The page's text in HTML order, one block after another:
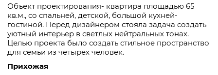
Объект проектирования- квартира площадью 65
кв.м., со спальней, детской, большой кухней-
гостиной. Перед дизайнером стояла задача создать
уютный интерьер в светлых нейтральных тонах.
Целью проекта было создать стильное пространство
для семьи из четырех человек.
Прихожая